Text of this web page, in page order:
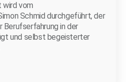
wird vom
Schmid durchgeführt, der
Berufserfahrung in der
und selbst begeisterter